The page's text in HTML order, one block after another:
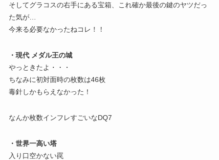
そしてグラコスの右手にある宝箱、これ確か最後の鍵のヤツだっ
た気が…
今来る必要なかったねコレ！！
・現代 メダル王の城
やっときたよ・・・
ちなみに初対面時の枚数は46枚
毒針しかもらえなかった！
なんか枚数インフレすごいなDQ7
・世界一高い塔
入り口空かない罠